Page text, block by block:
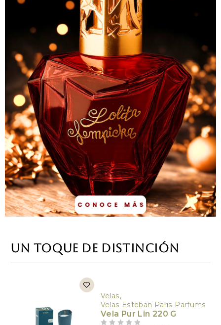
Un toque de distinción
Velas,
Velas Esteban Paris Parfums
Vela Pur Lin 220 G